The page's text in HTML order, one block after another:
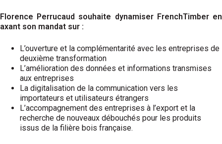
Florence Perrucaud souhaite dynamiser FrenchTimber en
axant son mandat sur :
L’ouverture et la complémentarité avec les entreprises de
deuxième transformation
L’amélioration des données et informations transmises
aux entreprises
La digitalisation de la communication vers les
importateurs et utilisateurs étrangers
L’accompagnement des entreprises à l’export et la
recherche de nouveaux débouchés pour les produits
issus de la filière bois française.